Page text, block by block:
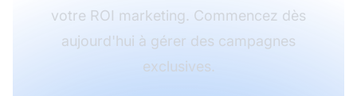
votre ROI marketing. Commencez dès
aujourd'hui à gérer des campagnes
exclusives.